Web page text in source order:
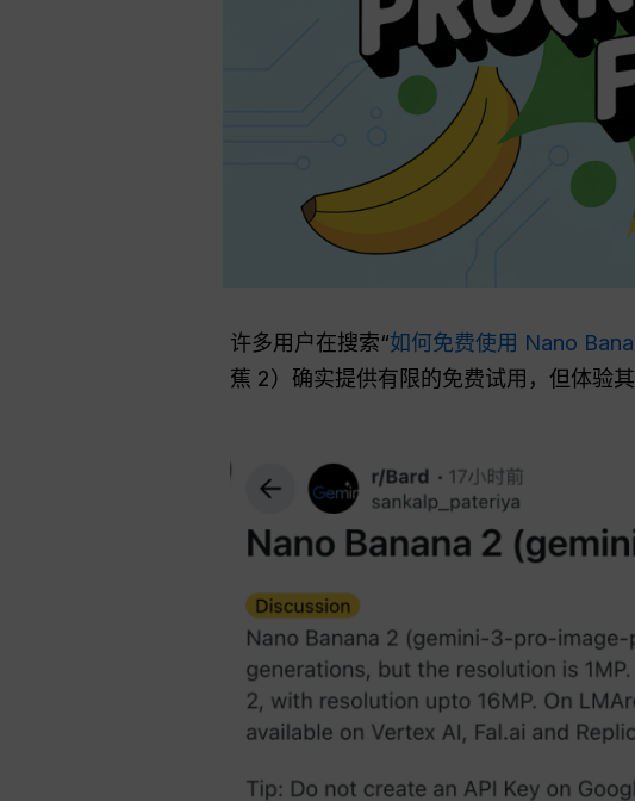
许多用户在搜索“如何免费使用 Nano
蕉 2）确实提供有限的免费试用，但体验